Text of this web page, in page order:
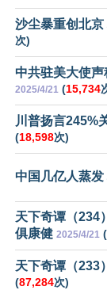
沙尘暴重创北京
次)
中共驻美大使
2025/4/21 (15,734
川普扬言245%
(18,598次)
中国几亿人蒸发
天下奇谭（234
俱康健 2025/4/21 (
天下奇谭（233
(87,284次)